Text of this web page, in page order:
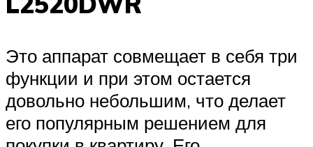
Это аппарат совмещает в себя три
функции и при этом остается
довольно небольшим, что делает
его популярным решением для